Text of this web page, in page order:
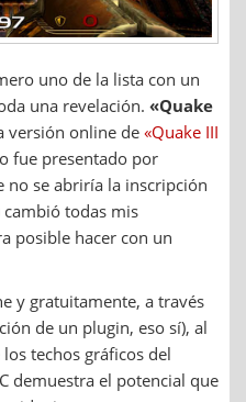
uno de la lista con un
una revelación. «Quake
versión online de «Quake III
fue presentado por
no se abriría la inscripción
todas mis
posible hacer con un
y gratuitamente, a través
de un plugin, eso sí), al
techos gráficos del
demuestra el potencial que